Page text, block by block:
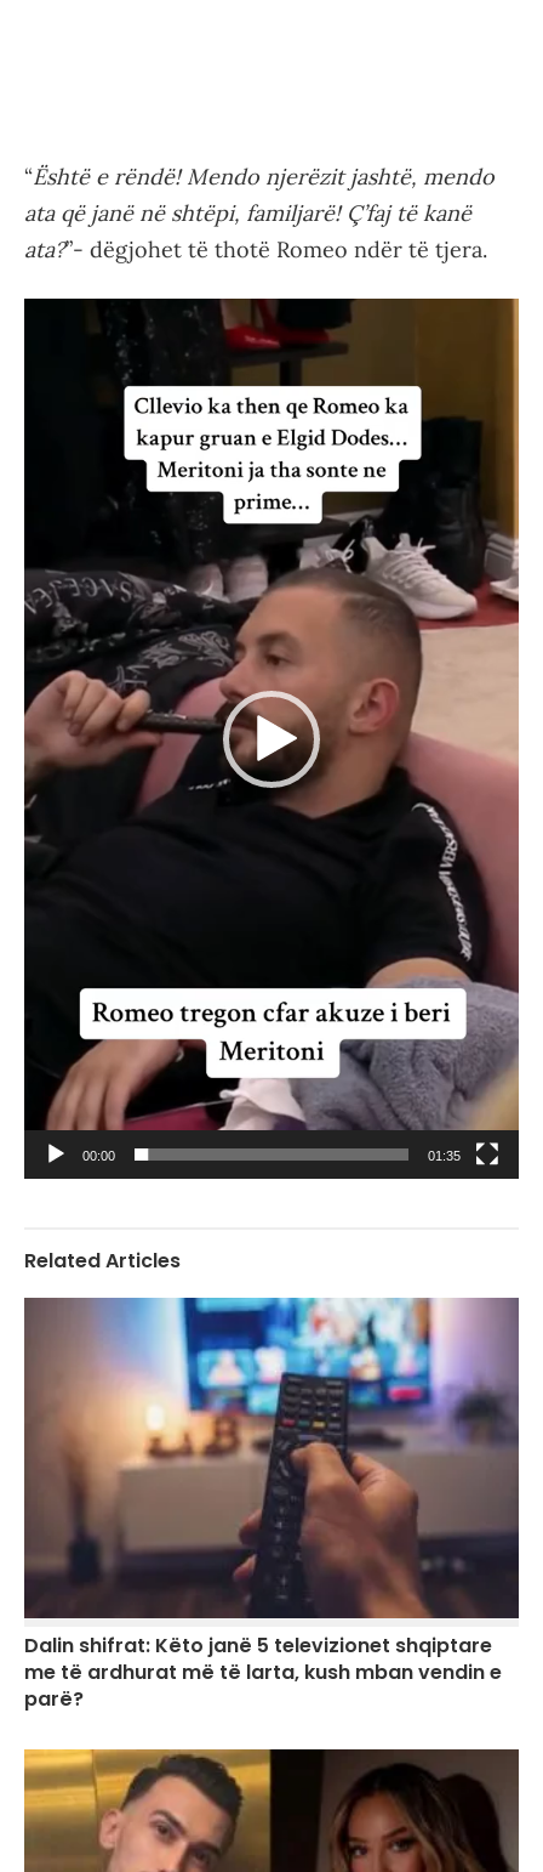
“Është e rëndë! Mendo njerëzit jashtë, mendo
ata që janë në shtëpi, familjarë! Ç’faj të kanë
ata?”- dëgjohet të thotë Romeo ndër të tjera.
00:00 01:35
Related Articles
Dalin shifrat: Këto janë 5 televizionet shqiptare
me të ardhurat më të larta, kush mban vendin e
parë?